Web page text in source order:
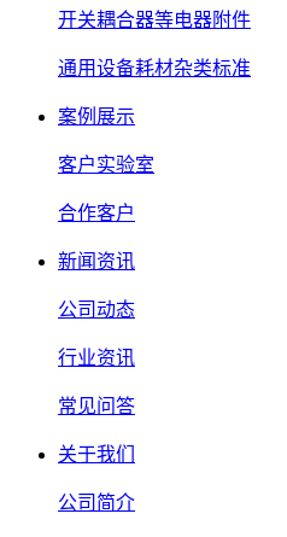
开关耦合器等电器附件
通用设备耗材杂类标准
案例展示
客户实验室
合作客户
新闻资讯
公司动态
行业资讯
常见问答
关于我们
公司简介